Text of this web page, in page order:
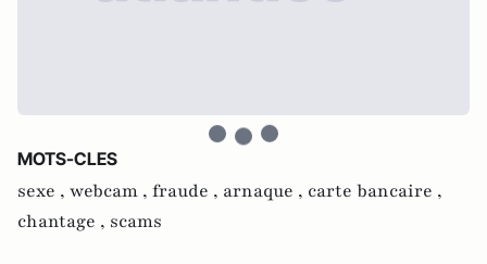
MOTS-CLES
sexe , webcam , fraude , arnaque , carte bancaire ,
chantage , scams